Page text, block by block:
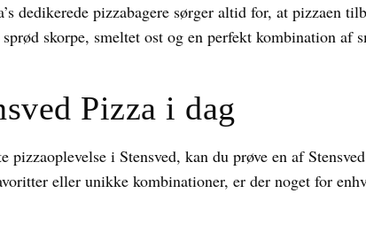
dedikerede pizzabagere sørger altid for, at pizzaen
skorpe, smeltet ost og en perfekt kombination af
Pizza i dag
pizzaoplevelse i Stensved, kan du prøve en af
eller unikke kombinationer, er der noget for